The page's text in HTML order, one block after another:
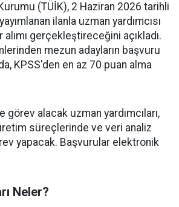
(TÜİK), 2 Haziran 2026 tarihli
ilanla uzman yardımcısı
gerçekleştireceğini açıkladı.
mezun adayların başvuru
KPSS'den en az 70 puan alma
görev alacak uzman yardımcıları,
süreçlerinde ve veri analiz
yapacak. Başvurular elektronik
Neler?